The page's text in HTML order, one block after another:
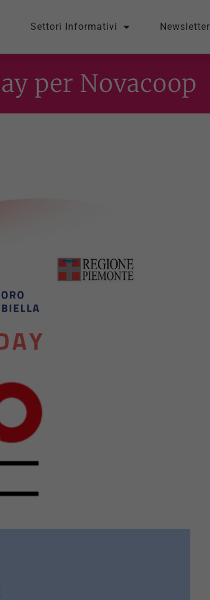
Settori Informativi Newsletter
per Novacoop